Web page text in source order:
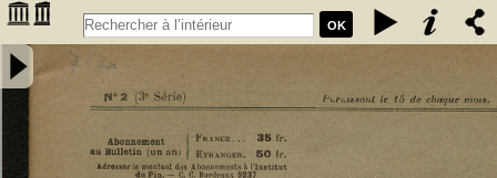
OK
Bulletin de l'Institut du Pin [1935, n°2] - Institut du pin (Bordeaux).
Auteur